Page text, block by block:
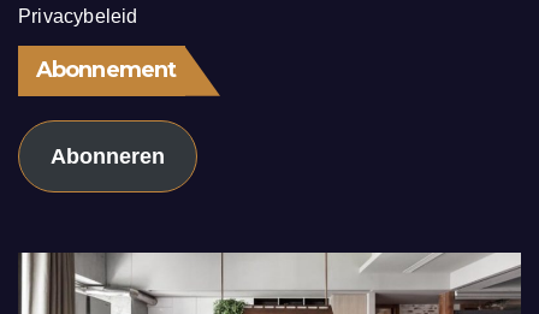
Privacybeleid
Abonnement
Abonneren